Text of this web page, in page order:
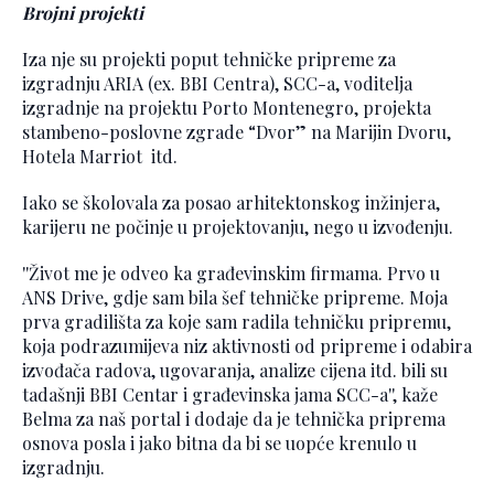
Brojni projekti
Iza nje su projekti poput tehničke pripreme za
izgradnju ARIA (ex. BBI Centra), SCC-a, voditelja
izgradnje na projektu Porto Montenegro, projekta
stambeno-poslovne zgrade “Dvor” na Marijin Dvoru,
Hotela Marriot itd.
Iako se školovala za posao arhitektonskog inžinjera,
karijeru ne počinje u projektovanju, nego u izvođenju.
''Život me je odveo ka građevinskim firmama. Prvo u
ANS Drive, gdje sam bila šef tehničke pripreme. Moja
prva gradilišta za koje sam radila tehničku pripremu,
koja podrazumijeva niz aktivnosti od pripreme i odabira
izvođača radova, ugovaranja, analize cijena itd. bili su
tadašnji BBI Centar i građevinska jama SCC-a'', kaže
Belma za naš portal i dodaje da je tehnička priprema
osnova posla i jako bitna da bi se uopće krenulo u
izgradnju.